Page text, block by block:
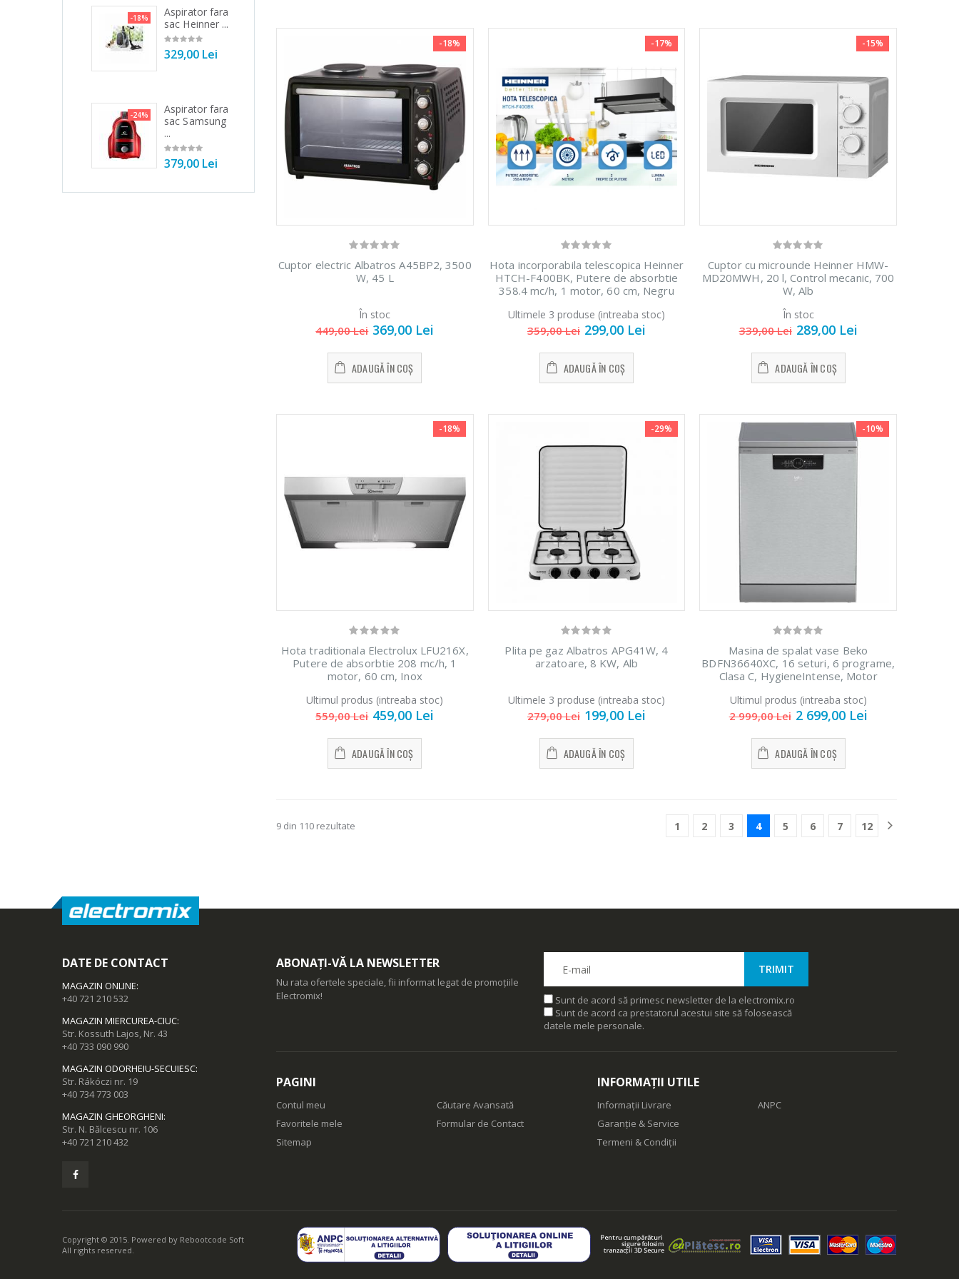
-18%
Cuptor electric Albatros A45BP2, 3500
W, 45 L
În stoc
449,00 Lei 369,00 Lei
ADAUGĂ ÎN COȘ
-17%
Hota incorporabila telescopica Heinner
HTCH-F400BK, Putere de absorbtie
358.4 mc/h, 1 motor, 60 cm, Negru
Ultimele 3 produse (intreaba stoc)
359,00 Lei 299,00 Lei
ADAUGĂ ÎN COȘ
-15%
Cuptor cu microunde Heinner HMW-
MD20MWH, 20 l, Control mecanic, 700
W, Alb
În stoc
339,00 Lei 289,00 Lei
ADAUGĂ ÎN COȘ
-18%
Hota traditionala Electrolux LFU216X,
Putere de absorbtie 208 mc/h, 1
motor, 60 cm, Inox
Ultimul produs (intreaba stoc)
559,00 Lei 459,00 Lei
ADAUGĂ ÎN COȘ
-29%
Plita pe gaz Albatros APG41W, 4
arzatoare, 8 KW, Alb
Ultimele 3 produse (intreaba stoc)
279,00 Lei 199,00 Lei
ADAUGĂ ÎN COȘ
-10%
Masina de spalat vase Beko
BDFN36640XC, 16 seturi, 6 programe,
Clasa C, HygieneIntense, Motor
SteamGloss, HalfLoad, Fast+, 60 cm,
Pearl Inox
Ultimul produs (intreaba stoc)
2 999,00 Lei 2 699,00 Lei
ADAUGĂ ÎN COȘ
9 din 110 rezultate 1 2 3 4 5 6 7 12
-18%
Aspirator fara
sac Heinner ...
329,00 Lei
-24%
Aspirator fara
sac Samsung
...
379,00 Lei
1 499,00 Lei
-33%
automat
799,00 Lei
Bosch ...
549,00 Lei
-33%
Masina de
tocat carne
NobeLTek ...
199,00 Lei
-24%
Aspirator fara
sac Samsung
...
379,00 Lei
automat
Heinner ...
799,00 Lei
DATE DE CONTACT
MAGAZIN ONLINE:
+40 721 210 532
MAGAZIN MIERCUREA-CIUC:
Str. Kossuth Lajos, Nr. 43
+40 733 090 990
MAGAZIN ODORHEIU-SECUIESC:
Str. Rákóczi nr. 19
+40 734 773 003
MAGAZIN GHEORGHENI:
Str. N. Bălcescu nr. 106
+40 721 210 432
ABONAȚI-VĂ LA NEWSLETTER
Nu rata ofertele speciale, fii informat legat de promoțiile
Electromix!
Sunt de acord să primesc newsletter de la electromix.ro
Sunt de acord ca prestatorul acestui site să folosească
datele mele personale.
PAGINI
Contul meu
Favoritele mele
Sitemap
Căutare Avansată
Formular de Contact
INFORMAȚII UTILE
Informații Livrare
Garanție & Service
Termeni & Condiții
ANPC
Copyright © 2015. Powered by Rebootcode Soft
All rights reserved.